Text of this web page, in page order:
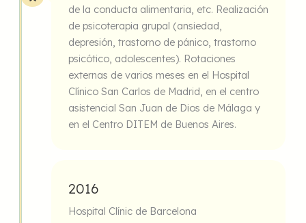
de la conducta alimentaria, etc. Realización
de psicoterapia grupal (ansiedad,
depresión, trastorno de pánico, trastorno
psicótico, adolescentes). Rotaciones
externas de varios meses en el Hospital
Clínico San Carlos de Madrid, en el centro
asistencial San Juan de Dios de Málaga y
en el Centro DITEM de Buenos Aires.
2016
Hospital Clínic de Barcelona